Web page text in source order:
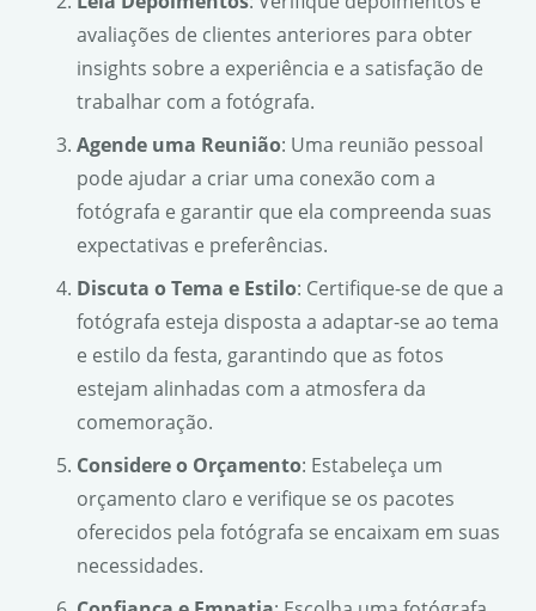
avaliações de clientes anteriores para obter
insights sobre a experiência e a satisfação de
trabalhar com a fotógrafa.
Agende uma Reunião: Uma reunião pessoal
pode ajudar a criar uma conexão com a
fotógrafa e garantir que ela compreenda suas
expectativas e preferências.
Discuta o Tema e Estilo: Certifique-se de que a
fotógrafa esteja disposta a adaptar-se ao tema
e estilo da festa, garantindo que as fotos
estejam alinhadas com a atmosfera da
comemoração.
Considere o Orçamento: Estabeleça um
orçamento claro e verifique se os pacotes
oferecidos pela fotógrafa se encaixam em suas
necessidades.